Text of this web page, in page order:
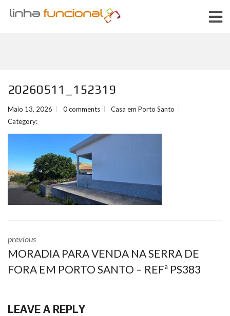
20260511_152319
Maio 13, 2026 0 comments
Casa em Porto Santo
Category:
previous
MORADIA PARA VENDA NA SERRA DE
FORA EM PORTO SANTO – REFª PS383
LEAVE A REPLY